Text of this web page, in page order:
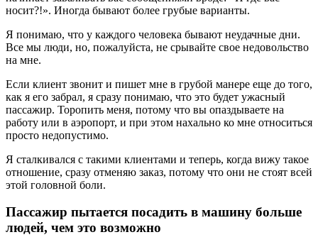
носит?!». Иногда бывают более грубые варианты.
Я понимаю, что у каждого человека бывают неудачные дни.
Все мы люди, но, пожалуйста, не срывайте свое недовольство
на мне.
Если клиент звонит и пишет мне в грубой манере еще до того,
как я его забрал, я сразу понимаю, что это будет ужасный
пассажир. Торопить меня, потому что вы опаздываете на
работу или в аэропорт, и при этом нахально ко мне относиться
просто недопустимо.
Я сталкивался с такими клиентами и теперь, когда вижу такое
отношение, сразу отменяю заказ, потому что они не стоят всей
этой головной боли.
Пассажир пытается посадить в машину больше
людей, чем это возможно